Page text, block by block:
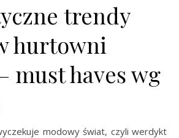
trendy
hurtowni
must haves wg
modowy świat, czyli werdykt